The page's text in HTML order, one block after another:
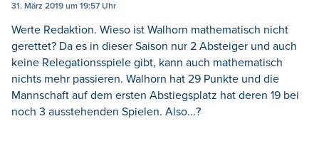
31. März 2019 um 19:57 Uhr
Werte Redaktion. Wieso ist Walhorn mathematisch nicht
gerettet? Da es in dieser Saison nur 2 Absteiger und auch
keine Relegationsspiele gibt, kann auch mathematisch
nichts mehr passieren. Walhorn hat 29 Punkte und die
Mannschaft auf dem ersten Abstiegsplatz hat deren 19 bei
noch 3 ausstehenden Spielen. Also...?